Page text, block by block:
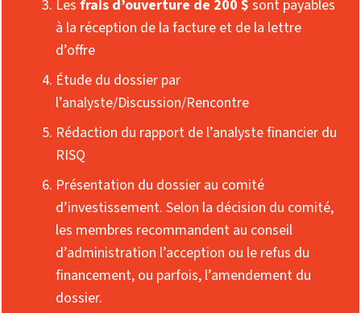
Lesfrais d’ouverture de 200 $sont payables
à la réception de la facture et de la lettre
d’offre
Étude du dossier par
l’analyste/Discussion/Rencontre
Rédaction du rapport de l’analyste financier du
RISQ
Présentation du dossier au comité
d’investissement. Selon la décision du comité,
les membres recommandent au conseil
d’administration l’acception ou le refus du
financement, ou parfois, l’amendement du
dossier.